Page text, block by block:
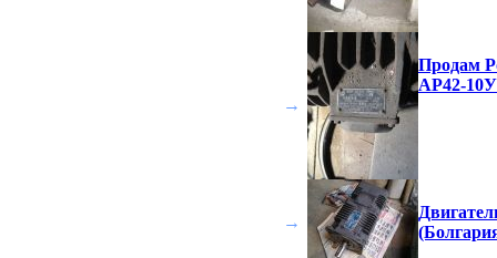
→
Продам
АР42-
→